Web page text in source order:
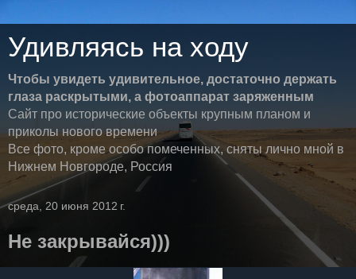
Удивляясь на ходу
Чтобы увидеть удивительное, достаточно держать
глаза раскрытыми, а фотоаппарат заряженным
Сайт про исторические объекты крупным планом и
приколы нового времени
Все фото, кроме особо помеченных, сняты лично мной в
Нижнем Новгороде, Россия
среда, 20 июня 2012 г.
Не закрывайся)))